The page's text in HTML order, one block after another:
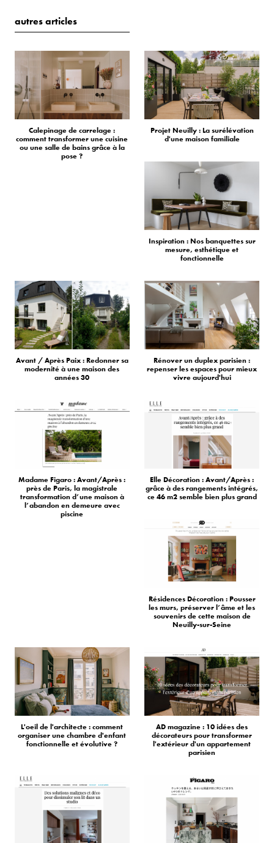
autres articles
Calepinage de carrelage :
comment transformer une cuisine
ou une salle de bains grâce à la
pose ?
Projet Neuilly : La surélévation
d'une maison familiale
Inspiration : Nos banquettes sur
mesure, esthétique et
fonctionnelle
Avant / Après Paix : Redonner sa
modernité à une maison des
années 30
Rénover un duplex parisien :
repenser les espaces pour mieux
vivre aujourd'hui
Madame Figaro : Avant/Après :
près de Paris, la magistrale
transformation d’une maison à
l’abandon en demeure avec
piscine
Elle Décoration : Avant/Après :
grâce à des rangements intégrés,
ce 46 m2 semble bien plus grand
Résidences Décoration : Pousser
les murs, préserver l’âme et les
souvenirs de cette maison de
Neuilly-sur-Seine
L'oeil de l'architecte : comment
organiser une chambre d'enfant
fonctionnelle et évolutive ?
AD magazine : 10 idées des
décorateurs pour transformer
l'extérieur d'un appartement
parisien